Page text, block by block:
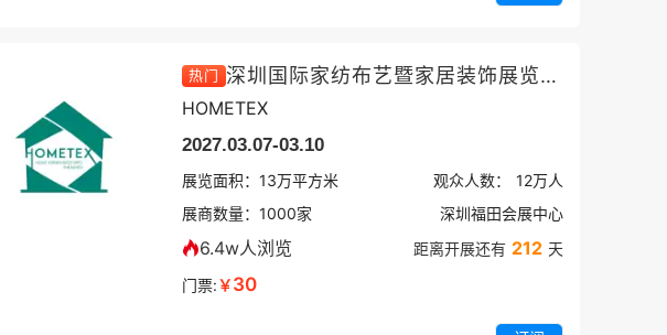
热门 深圳国际家纺布艺暨家居装饰展览会春季
HOMETEX
2027.03.07-03.10
展览面积： 13万平方米 观众人数： 12万人
展商数量： 1000家 深圳福田会展中心
6.4w人浏览 距离开展还有 212 天
门票:￥30